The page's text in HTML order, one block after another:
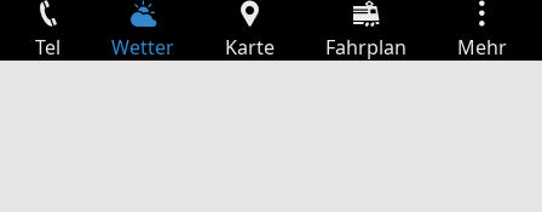
Tel Wetter Karte Fahrplan Mehr